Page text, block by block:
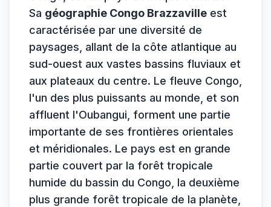
Sa géographie Congo Brazzaville est
caractérisée par une diversité de
paysages, allant de la côte atlantique au
sud-ouest aux vastes bassins fluviaux et
aux plateaux du centre. Le fleuve Congo,
l'un des plus puissants au monde, et son
affluent l'Oubangui, forment une partie
importante de ses frontières orientales
et méridionales. Le pays est en grande
partie couvert par la forêt tropicale
humide du bassin du Congo, la deuxième
plus grande forêt tropicale de la planète,